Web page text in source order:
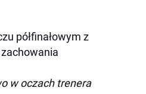
półfinałowym z
zachowania
w oczach trenera